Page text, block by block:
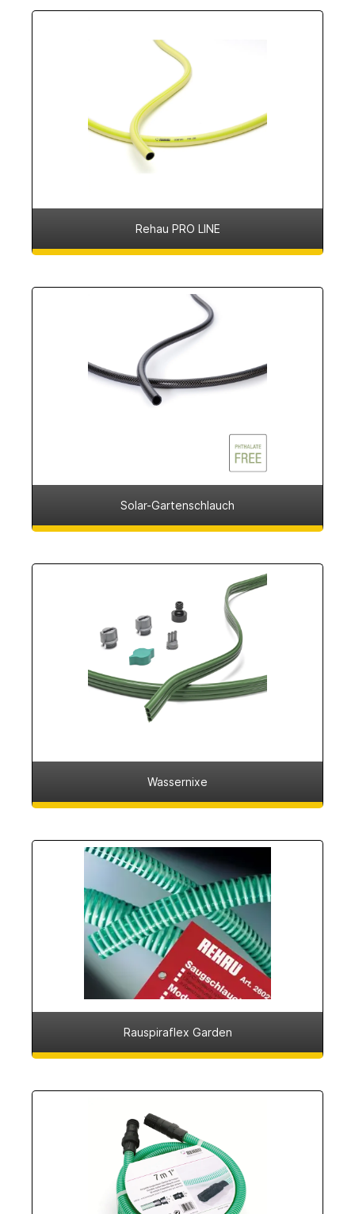
Rehau PRO LINE
Solar-Gartenschlauch
Wassernixe
Rauspiraflex Garden